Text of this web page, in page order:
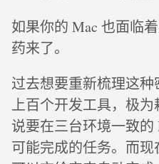
如果你的 Mac 也面临
药来了。
过去想要重新梳理这种
上百个开发工具，极为
说要在三台环境一致
可能完成的任务。而现